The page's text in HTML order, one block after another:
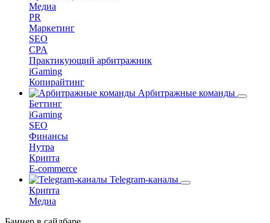
Медиа
PR
Маркетинг
SEO
CPA
Практикующий арбитражник
iGaming
Копирайтинг
Арбитражные команды
Беттинг
iGaming
SEO
Финансы
Нутра
Крипта
E-commerce
Telegram-каналы
Крипта
Медиа